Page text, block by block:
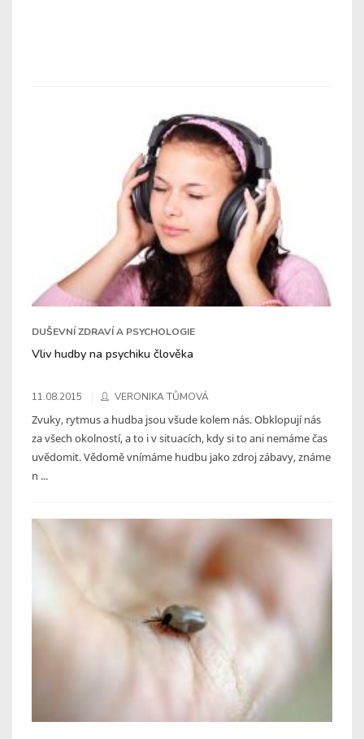
DUŠEVNÍ ZDRAVÍ A PSYCHOLOGIE
Vliv hudby na psychiku člověka
11.08.2015 VERONIKA TŮMOVÁ
Zvuky, rytmus a hudba jsou všude kolem nás. Obklopují nás
za všech okolností, a to i v situacích, kdy si to ani nemáme čas
uvědomit. Vědomě vnímáme hudbu jako zdroj zábavy, známe
n ...